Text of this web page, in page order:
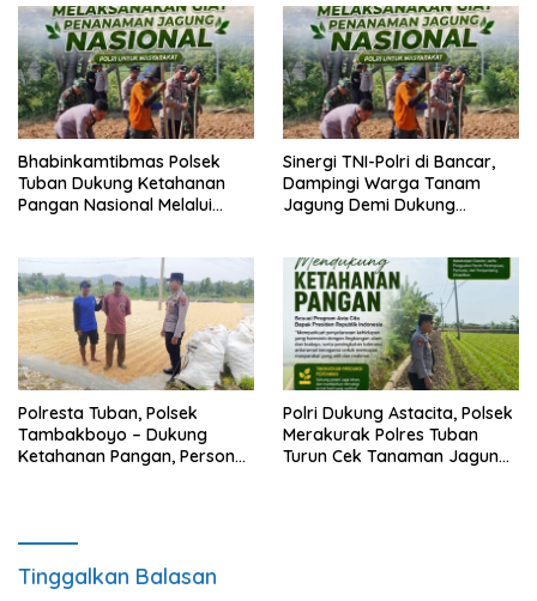
Bhabinkamtibmas Polsek
Tuban Dukung Ketahanan
Pangan Nasional Melalui
Sinergi TNI-Polri di Bancar,
Dampingi Warga Tanam
Jagung Demi Dukung
Polresta Tuban, Polsek
Tambakboyo – Dukung
Ketahanan Pangan, Personel
Polri Dukung Astacita, Polsek
Merakurak Polres Tuban
Turun Cek Tanaman Jagung
Tinggalkan Balasan